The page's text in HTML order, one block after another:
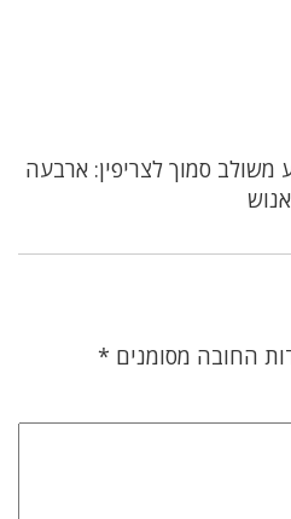
משולב סמוך לצריפין: ארבעה
החובה מסומנים *